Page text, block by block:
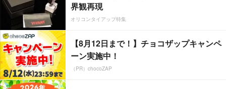
界観再現
オリコンタイアップ特集
【8月12日まで！】チョコザップキャンペ
ーン実施中！
（PR）chocoZAP